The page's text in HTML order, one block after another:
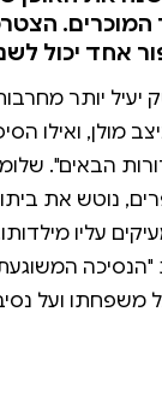
המוכרים.
אחד יכול
יעיל יותר
מולן, ואילו
הבאים".
נוטש את ביתו
עליו
"הנסיכה
ועל
לאירועים